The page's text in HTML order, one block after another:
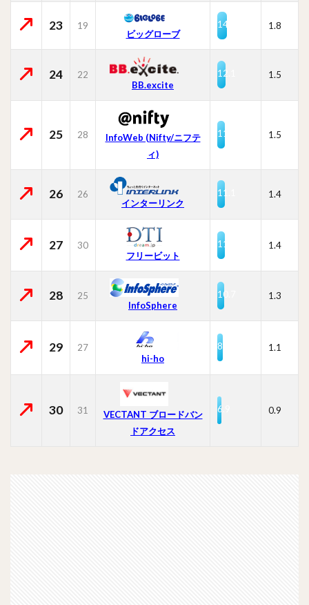
23 19
ビッグローブ
14.7 1.8
24
22
BB.excite
12.1 1.5
25 28
InfoWeb (Nifty/ニフテ
ィ)
11.7 1.5
26
26
インターリンク
11.1 1.4
27
30
フリービット
11.0 1.4
28
25
InfoSphere
10.7 1.3
29
27
hi-ho
8.6 1.1
30 31
VECTANT ブロードバン
ドアクセス
6.9 0.9